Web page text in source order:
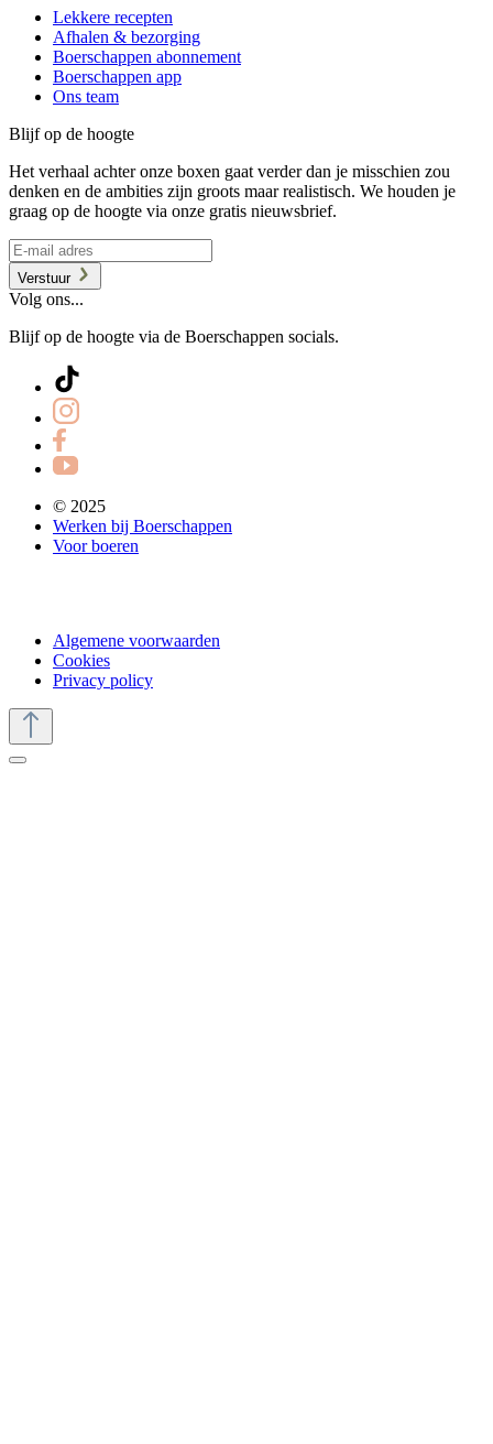
Lekkere recepten
Afhalen & bezorging
Boerschappen abonnement
Boerschappen app
Ons team
Blijf op de hoogte
Het verhaal achter onze boxen gaat verder dan je misschien zou
denken en de ambities zijn groots maar realistisch. We houden je
graag op de hoogte via onze gratis nieuwsbrief.
Verstuur
Volg ons...
Blijf op de hoogte via de Boerschappen socials.
© 2025
Werken bij Boerschappen
Voor boeren
Algemene voorwaarden
Cookies
Privacy policy